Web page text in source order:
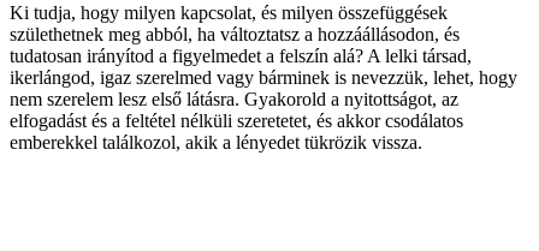
Ki tudja, hogy milyen kapcsolat, és milyen összefüggések
születhetnek meg abból, ha változtatsz a hozzáállásodon, és
tudatosan irányítod a figyelmedet a felszín alá? A lelki társad,
ikerlángod, igaz szerelmed vagy bárminek is nevezzük, lehet, hogy
nem szerelem lesz első látásra. Gyakorold a nyitottságot, az
elfogadást és a feltétel nélküli szeretetet, és akkor csodálatos
emberekkel találkozol, akik a lényedet tükrözik vissza.